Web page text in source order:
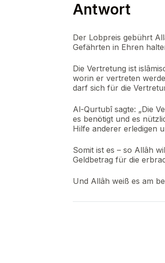
Antwort
Der Lobpreis gebührt
Gefährten in Ehren
Die Vertretung ist
worin er vertreten
darf sich für die
Al-Qurtubî sagte: „Die
es benötigt und es
Hilfe anderer erledigen
Somit ist es – so Allâh
Geldbetrag für die
Und Allâh weiß es am